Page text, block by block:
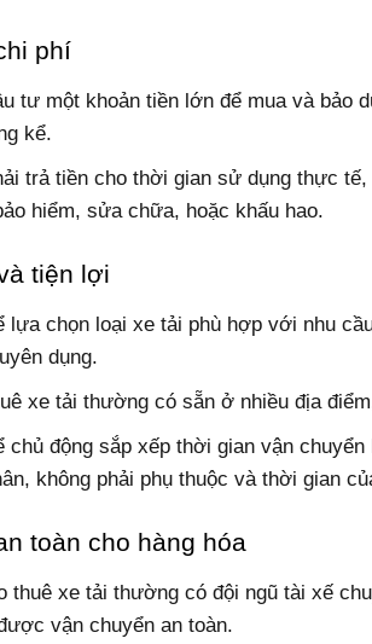
phí
tư một khoản tiền lớn để mua và bảo
kể.
trả tiền cho thời gian sử dụng thực
hiểm, sửa chữa, hoặc khấu hao.
tiện lợi
lựa chọn loại xe tải phù hợp với nhu
dụng.
xe tải thường có sẵn ở nhiều địa
chủ động sắp xếp thời gian vận
không phải phụ thuộc và thời gian
toàn cho hàng hóa
thuê xe tải thường có đội ngũ tài xế
vận chuyển an toàn.